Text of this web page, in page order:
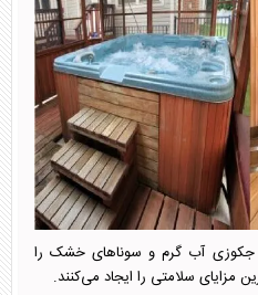
جکوزی آب گرم و سونا‌های خشک را
مزایای سلامتی را ایجاد می‌کنند.